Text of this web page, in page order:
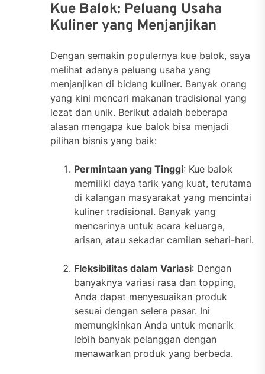
Kue Balok: Peluang Usaha
Kuliner yang Menjanjikan
Dengan semakin populernya kue balok, saya
melihat adanya peluang usaha yang
menjanjikan di bidang kuliner. Banyak orang
yang kini mencari makanan tradisional yang
lezat dan unik. Berikut adalah beberapa
alasan mengapa kue balok bisa menjadi
pilihan bisnis yang baik:
Permintaan yang Tinggi: Kue balok
memiliki daya tarik yang kuat, terutama
di kalangan masyarakat yang mencintai
kuliner tradisional. Banyak yang
mencarinya untuk acara keluarga,
arisan, atau sekadar camilan sehari-hari.
Fleksibilitas dalam Variasi: Dengan
banyaknya variasi rasa dan topping,
Anda dapat menyesuaikan produk
sesuai dengan selera pasar. Ini
memungkinkan Anda untuk menarik
lebih banyak pelanggan dengan
menawarkan produk yang berbeda.